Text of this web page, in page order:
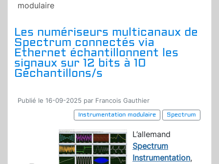
modulaire
Les numériseurs multicanaux de
Spectrum connectés via
Ethernet échantillonnent les
signaux sur 12 bits à 10
Géchantillons/s
Publié le 16-09-2025 par Francois Gauthier
Instrumentation modulaire
Spectrum
L’allemand
Spectrum
Instrumentation,